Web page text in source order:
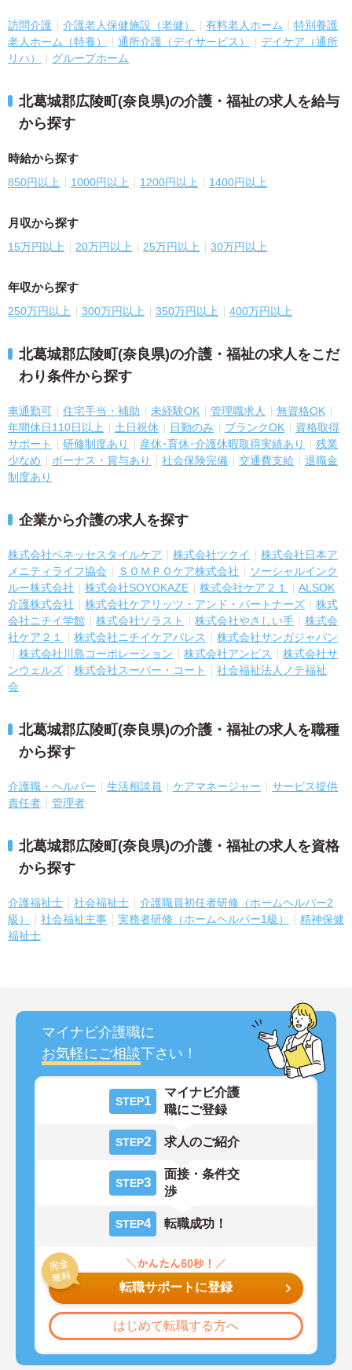
訪問介護 介護老人保健施設（老健） 有料老人ホーム
特別養護
老人ホーム（特養）
通所介護（デイサービス）
デイケア（通所
リハ）
グループホーム
北葛城郡広陵町(奈良県)の介護・福祉の求人を給与
から探す
時給から探す
850円以上 1000円以上 1200円以上 1400円以上
月収から探す
15万円以上 20万円以上 25万円以上 30万円以上
年収から探す
250万円以上 300万円以上 350万円以上 400万円以上
北葛城郡広陵町(奈良県)の介護・福祉の求人をこだ
わり条件から探す
車通勤可 住宅手当・補助 未経験OK 管理職求人
無資格OK
年間休日110日以上
土日祝休 日勤のみ ブランクOK
資格取得
サポート
研修制度あり 産休･育休･介護休暇取得実績あり
残業
少なめ
ボーナス・賞与あり 社会保険完備 交通費支給
退職金
制度あり
企業から介護の求人を探す
株式会社ベネッセスタイルケア 株式会社ツクイ
株式会社日本ア
メニティライフ協会
ＳＯＭＰＯケア株式会社
ソーシャルインク
ルー株式会社
株式会社SOYOKAZE 株式会社ケア２１
ALSOK
介護株式会社
株式会社ケアリッツ・アンド・パートナーズ
株式
会社ニチイ学館
株式会社ソラスト 株式会社やさしい手
株式会
社ケア２１
株式会社ニチイケアパレス
株式会社サンガジャパン
株式会社川島コーポレーション
株式会社アンビス
株式会社サ
ンウェルズ
株式会社スーパー・コート
社会福祉法人ノテ福祉
会
北葛城郡広陵町(奈良県)の介護・福祉の求人を職種
から探す
介護職・ヘルパー 生活相談員 ケアマネージャー
サービス提供
責任者
管理者
北葛城郡広陵町(奈良県)の介護・福祉の求人を資格
から探す
介護福祉士 社会福祉士
介護職員初任者研修（ホームヘルパー2
級）
社会福祉主事 実務者研修（ホームヘルパー1級）
精神保健
福祉士
マイナビ介護職に
お気軽にご相談下さい！
STEP1
マイナビ介護
職にご登録
STEP2 求人のご紹介
STEP3
面接・条件交
渉
STEP4 転職成功！
転職サポートに登録
はじめて転職する方へ